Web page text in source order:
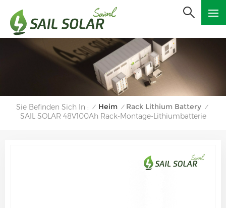
Sie Befinden Sich In : / Heim / Rack Lithium Battery /
SAIL SOLAR 48V100Ah Rack-Montage-Lithiumbatterie